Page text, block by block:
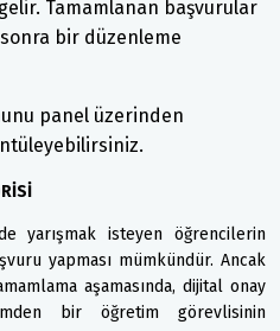
Tamamlanan başvurular
bir düzenleme
panel üzerinden
yarışmak isteyen öğrencilerin
yapması mümkündür. Ancak
aşamasında, dijital onay
bir öğretim görevlisinin